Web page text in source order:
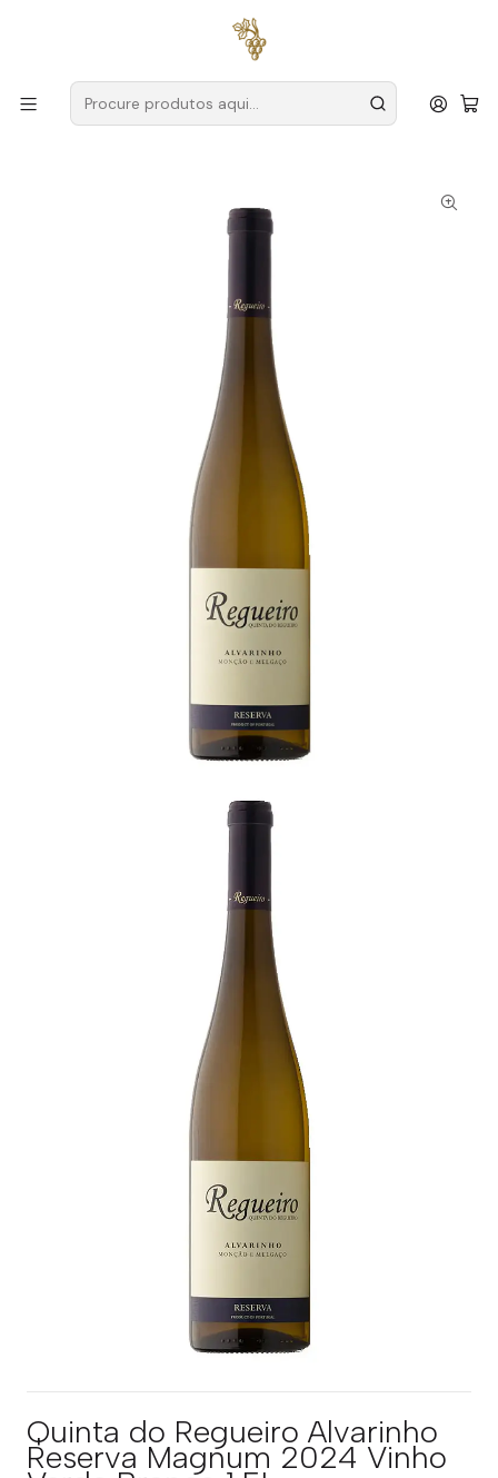
para encomendas a partir de
Produtores Vinho Verde
Quinta do Regueiro
Quinta do Regueiro Alvarinho Reserva Magnum 2024 Vinho
Verde Branco 1,5L
Quinta do Regueiro Alvarinho
Reserva Magnum 2024 Vinho